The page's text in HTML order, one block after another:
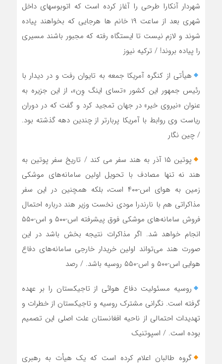
شهردار آنکارا طرحی را آغاز کرده است که اتوبوسهای داخل
شهری بعد از ساعت ١٩ خانم ها هرجایی که بخواهند پیاده
شوند و لازم نیست تا ایستگاه رفته که مجبور باشند مسیری
را پیاده بروند! / ترکیه نیوز
هیأتی از کنگره آمریکا جمعه به تایوان رفت و در دیدار با
رئیس جمهور این کشور «تسای اینگ وِن»، از این جزیره به
عنوان «نیروی خیر» در جهان تمجید کرد و گفت که در دوران
ریاست وی روابط با آمریکا پربارتر از چندین دهه گذشته بود.
/ چین نگار
پوتین ۱۵ آذر به هند سفر می کند / تاریخ سفر پوتین به
هند نه تنها مصادف با تحویل اولین سامانه‌های موشکی
زمین به هوای اس-۴۰۰ است، بلکه همچنین در این سفر
مذاکراتی هم با نارندرا مودی نخست وزیر هند درباره احتمال
فروش سامانه‌های موشکی فوق پیشرفته اس-۵۰۰ و اس-۵۵۰
انجام خواهد شد. اگر مذاکرات نتیجه بخش باشد در این
صورت هند می‌تواند اولین خریدار خارجی سامانه‌های دفاع
هوایی اس-۵۰۰ و اس-۵۵۰ روسیه باشد. / رصد
روسیه مسئولیت دفاع هوائی از تاجیکستان را بر عهده
گرفته است. نگرانی مشترک روسیه و تاجیکستان از خطرات و
تهدیدات احتمالی از ناحیه افغانستان علت اصلی این تصمیم
بوده است. / اسپوتنیک
گروه طالبان اعلام کرده است که یک هیأت به رهبری